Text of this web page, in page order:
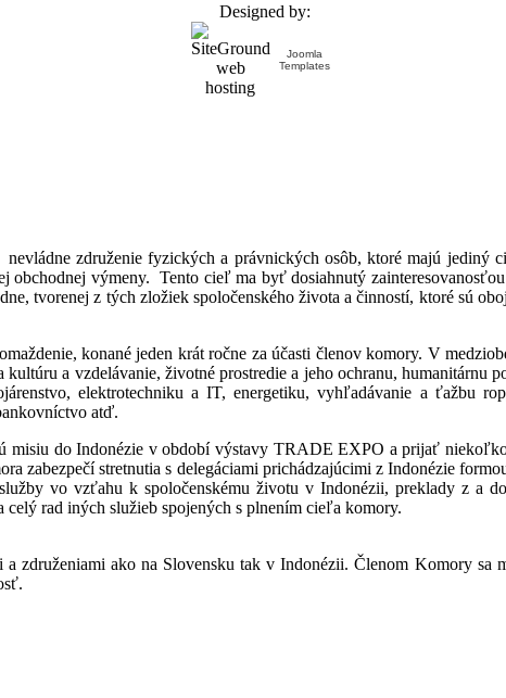
Designed by:
Joomla
Templates
združenie fyzických a právnických osôb, ktoré majú jediný
obchodnej výmeny. Tento cieľ ma byť dosiahnutý
tvorenej z tých zložiek spoločenského života a činností, ktoré sú
konané jeden krát ročne za účasti členov komory. V
a vzdelávanie, životné prostredie a jeho ochranu,
elektrotechniku a IT, energetiku, vyhľadávanie a ťažbu
atď.
do Indonézie v období výstavy TRADE EXPO a prijať
zabezpečí stretnutia s delegáciami prichádzajúcimi z Indonézie
vo vzťahu k spoločenskému životu v Indonézii, preklady z a
rad iných služieb spojených s plnením cieľa komory.
a združeniami ako na Slovensku tak v Indonézii. Členom Komory